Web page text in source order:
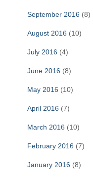
September 2016 (8)
August 2016 (10)
July 2016 (4)
June 2016 (8)
May 2016 (10)
April 2016 (7)
March 2016 (10)
February 2016 (7)
January 2016 (8)